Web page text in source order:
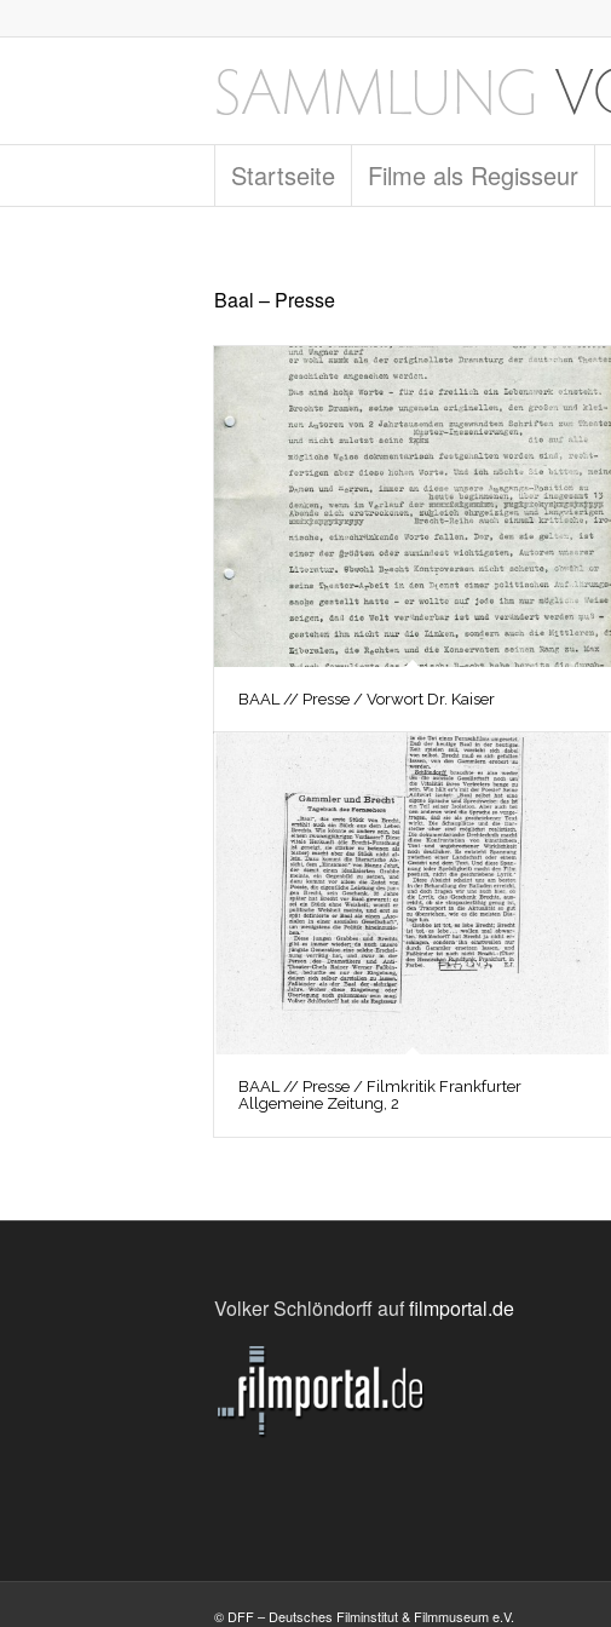
Startseite Filme als Regisseur
Baal – Presse
BAAL // Presse / Vorwort Dr. Kaiser
BAAL // Presse / Filmkritik Frankfurter
Allgemeine Zeitung, 2
Volker Schlöndorff auffilmportal.de
© DFF – Deutsches Filminstitut & Filmmuseum e.V.